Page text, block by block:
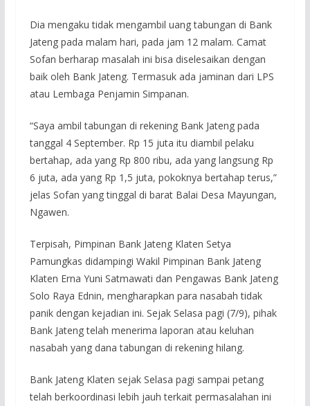
Dia mengaku tidak mengambil uang tabungan di Bank
Jateng pada malam hari, pada jam 12 malam. Camat
Sofan berharap masalah ini bisa diselesaikan dengan
baik oleh Bank Jateng. Termasuk ada jaminan dari LPS
atau Lembaga Penjamin Simpanan.
“Saya ambil tabungan di rekening Bank Jateng pada
tanggal 4 September. Rp 15 juta itu diambil pelaku
bertahap, ada yang Rp 800 ribu, ada yang langsung Rp
6 juta, ada yang Rp 1,5 juta, pokoknya bertahap terus,”
jelas Sofan yang tinggal di barat Balai Desa Mayungan,
Ngawen.
Terpisah, Pimpinan Bank Jateng Klaten Setya
Pamungkas didampingi Wakil Pimpinan Bank Jateng
Klaten Erna Yuni Satmawati dan Pengawas Bank Jateng
Solo Raya Ednin, mengharapkan para nasabah tidak
panik dengan kejadian ini. Sejak Selasa pagi (7/9), pihak
Bank Jateng telah menerima laporan atau keluhan
nasabah yang dana tabungan di rekening hilang.
Bank Jateng Klaten sejak Selasa pagi sampai petang
telah berkoordinasi lebih jauh terkait permasalahan ini